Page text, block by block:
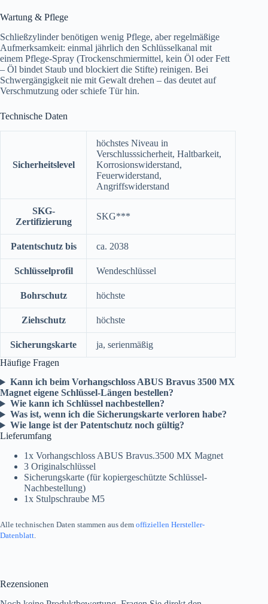
Wartung & Pflege
Schließzylinder benötigen wenig Pflege, aber regelmäßige
Aufmerksamkeit: einmal jährlich den Schlüsselkanal mit
einem Pflege-Spray (Trockenschmiermittel, kein Öl oder Fett
– Öl bindet Staub und blockiert die Stifte) reinigen. Bei
Schwergängigkeit nie mit Gewalt drehen – das deutet auf
Verschmutzung oder schiefe Tür hin.
Technische Daten
Sicherheitslevel
höchstes Niveau in
Verschlusssicherheit, Haltbarkeit,
Korrosionswiderstand,
Feuerwiderstand,
Angriffswiderstand
SKG-
Zertifizierung
SKG***
Patentschutz bis ca. 2038
Schlüsselprofil Wendeschlüssel
Bohrschutz höchste
Ziehschutz höchste
Sicherungskarte
ja, serienmäßig
Häufige Fragen
Kann ich beim Vorhangschloss ABUS Bravus 3500 MX
Magnet eigene Schlüssel-Längen bestellen?
Wie kann ich Schlüssel nachbestellen?
Was ist, wenn ich die Sicherungskarte verloren habe?
Wie lange ist der Patentschutz noch gültig?
Lieferumfang
1x Vorhangschloss ABUS Bravus.3500 MX Magnet
3 Originalschlüssel
Sicherungskarte (für kopiergeschützte Schlüssel-
Nachbestellung)
1x Stulpschraube M5
Alle technischen Daten stammen aus dem offiziellen Hersteller-
Datenblatt.
Rezensionen